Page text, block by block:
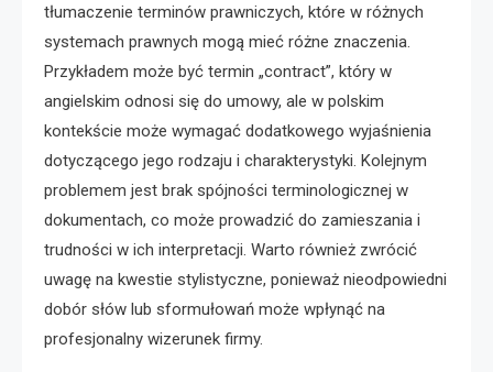
tłumaczenie terminów prawniczych, które w różnych
systemach prawnych mogą mieć różne znaczenia.
Przykładem może być termin „contract”, który w
angielskim odnosi się do umowy, ale w polskim
kontekście może wymagać dodatkowego wyjaśnienia
dotyczącego jego rodzaju i charakterystyki. Kolejnym
problemem jest brak spójności terminologicznej w
dokumentach, co może prowadzić do zamieszania i
trudności w ich interpretacji. Warto również zwrócić
uwagę na kwestie stylistyczne, ponieważ nieodpowiedni
dobór słów lub sformułowań może wpłynąć na
profesjonalny wizerunek firmy.